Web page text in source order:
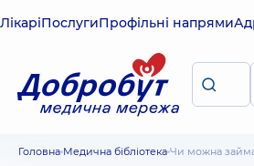
ЛікаріПослугиПрофільні напрями
Головна Медична бібліотека Чи можна займатися